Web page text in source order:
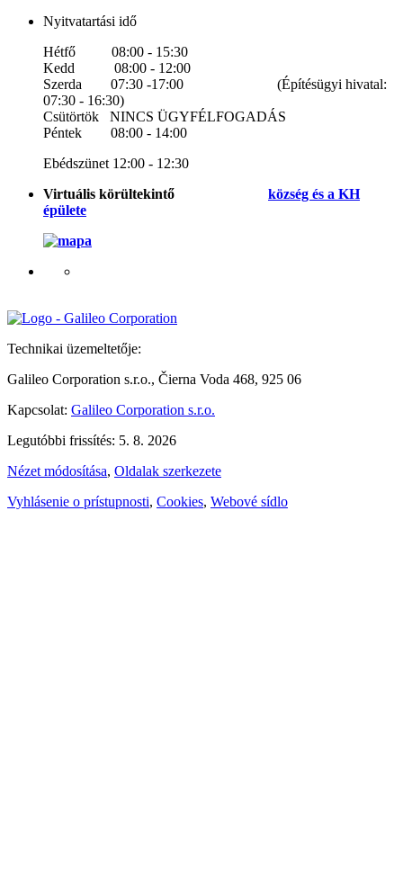
Nyitvatartási idő
Hétfő 08:00 - 15:30
Kedd 08:00 - 12:00
Szerda 07:30 -17:00 (Építésügyi hivatal:
07:30 - 16:30)
Csütörtök NINCS ÜGYFÉLFOGADÁS
Péntek 08:00 - 14:00
Ebédszünet 12:00 - 12:30
Virtuális körültekintő község és a KH
épülete
Technikai üzemeltetője:
Galileo Corporation s.r.o., Čierna Voda 468, 925 06
Kapcsolat: Galileo Corporation s.r.o.
Legutóbbi frissítés: 5. 8. 2026
Nézet módosítása, Oldalak szerkezete
Vyhlásenie o prístupnosti, Cookies, Webové sídlo